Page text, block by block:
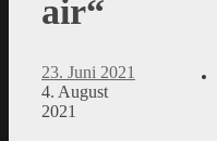
air“
23. Juni 2021
4. August
2021